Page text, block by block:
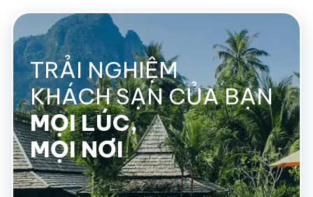
TRẢI NGHIỆM
KHÁCH SẠN CỦA BẠN
MỌI LÚC,
MỌI NƠI